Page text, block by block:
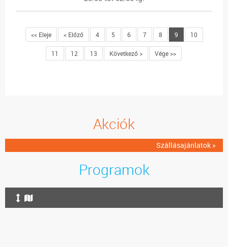
<< Eleje < Előző 4 5 6 7 8 9 10
11 12 13 Következő > Vége >>
Akciók
Szállásajánlatok »
Programok